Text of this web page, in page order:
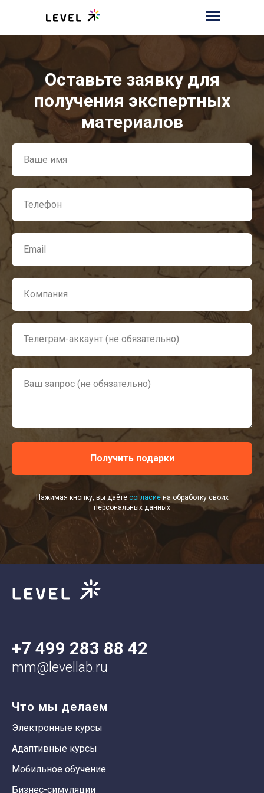
Оставьте заявку для
получения экспертных
материалов
Ваше имя
Телефон
Email
Компания
Телеграм-аккаунт (не обязательно)
Ваш запрос (не обязательно)
Получить подарки
Нажимая кнопку, вы даёте согласиена обработку своих
персональных данных
Что мы делаем
Электронные курсы
Адаптивные курсы
Мобильное обучение
Бизнес-симуляции
mm@levellab.ru
+7 499 283 88 42